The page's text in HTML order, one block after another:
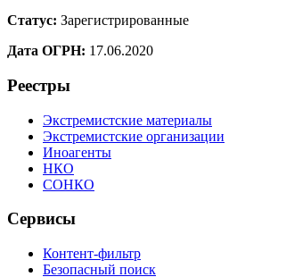
Статус: Зарегистрированные
Дата ОГРН: 17.06.2020
Реестры
Экстремистские материалы
Экстремистские организации
Иноагенты
НКО
СОНКО
Сервисы
Контент-фильтр
Безопасный поиск